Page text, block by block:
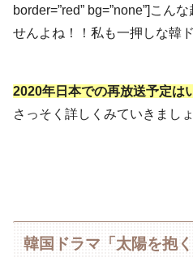
border=”red” bg=”none”]こん
せんよね！！私も一押しな韓
2020年日本での再放送予定は
さっそく詳しくみていきまし
韓国ドラマ「太陽を抱